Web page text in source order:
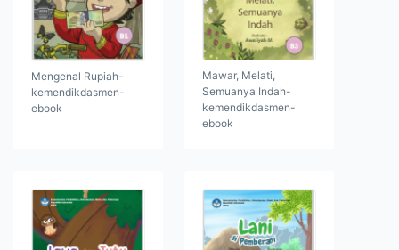
Mengenal Rupiah-
kemendikdasmen-
ebook
Mawar, Melati,
Semuanya Indah-
kemendikdasmen-
ebook